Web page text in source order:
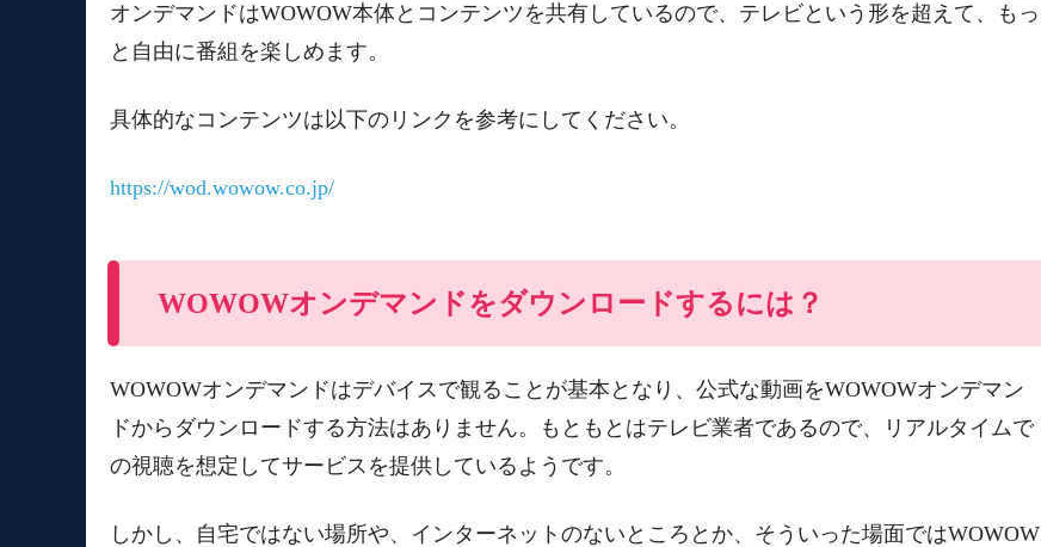
オンデマンドはWOWOW本体とコンテンツを共有しているので、テレビという形を超えて、もっ
と自由に番組を楽しめます。
具体的なコンテンツは以下のリンクを参考にしてください。
https://wod.wowow.co.jp/
WOWOWオンデマンドをダウンロードするには？
WOWOWオンデマンドはデバイスで観ることが基本となり、公式な動画をWOWOWオンデマン
ドからダウンロードする方法はありません。もともとはテレビ業者であるので、リアルタイムで
の視聴を想定してサービスを提供しているようです。
しかし、自宅ではない場所や、インターネットのないところとか、そういった場面ではWOWOW